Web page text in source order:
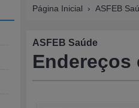
Página Inicial › ASFEB
ASFEB Saúde
Endereços